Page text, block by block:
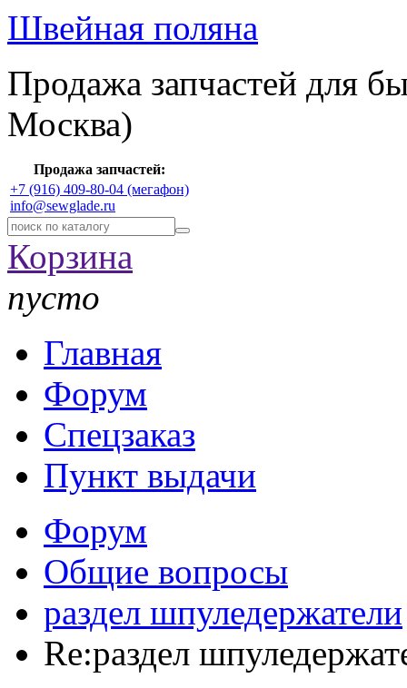
Швейная поляна
Продажа запчастей для
Москва)
Продажа запчастей:
+7 (916) 409-80-04 (мегафон)
info@sewglade.ru
Корзина
пусто
Главная
Форум
Спецзаказ
Пункт выдачи
Форум
Общие вопросы
раздел шпуледержатели
Re:раздел